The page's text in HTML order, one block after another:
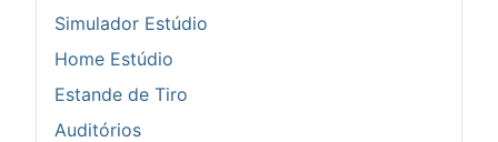
Simulador Estúdio
Home Estúdio
Estande de Tiro
Auditórios